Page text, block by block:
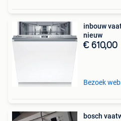
inbouw
nieuw
€ 610,00
Bezoek
bosch